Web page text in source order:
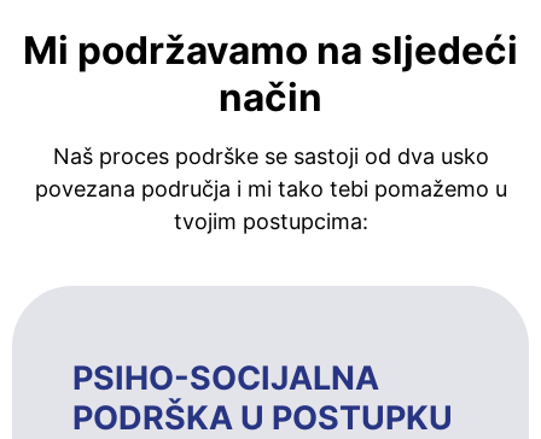
Mi podržavamo na sljedeći
način
Naš proces podrške se sastoji od dva usko
povezana područja i mi tako tebi pomažemo u
tvojim postupcima:
PSIHO-SOCIJALNA
PODRŠKA U POSTUPKU